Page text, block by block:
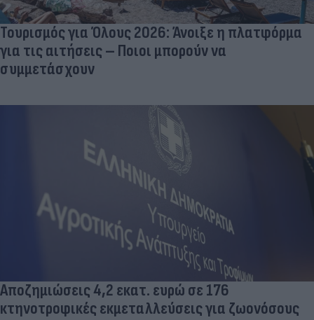
Τουρισμός για Όλους 2026: Άνοιξε η πλατφόρμα
για τις αιτήσεις – Ποιοι μπορούν να
συμμετάσχουν
Αποζημιώσεις 4,2 εκατ. ευρώ σε 176
κτηνοτροφικές εκμεταλλεύσεις για ζωονόσους